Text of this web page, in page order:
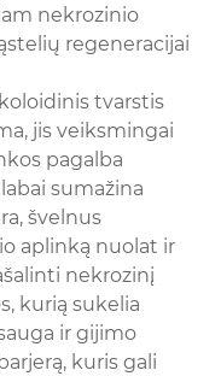
nekrozinio
regeneracijai
tvarstis
jis veiksmingai
pagalba
sumažina
švelnus
aplinką nuolat ir
nekrozinį
kurią sukelia
ir gijimo
kuris gali